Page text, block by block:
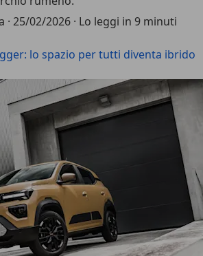
· 25/02/2026 · Lo leggi in 9 minuti
lo spazio per tutti diventa ibrido